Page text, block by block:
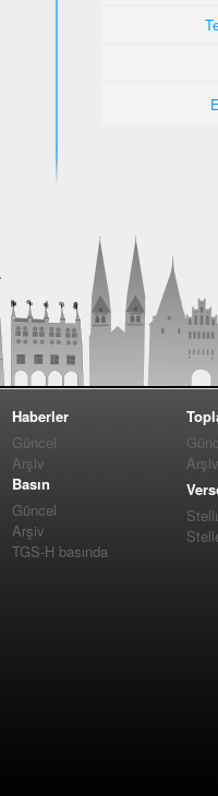
Haberler
Güncel
Arşiv
Basın
Güncel
Arşiv
TGS-H basında
Arşiv